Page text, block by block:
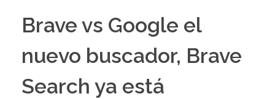
Brave vs Google el
nuevo buscador, Brave
Search ya está